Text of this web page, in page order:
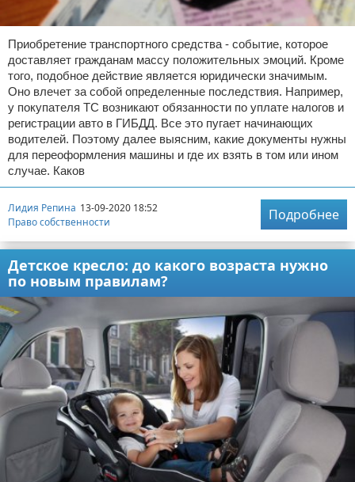
Приобретение транспортного средства - событие, которое
доставляет гражданам массу положительных эмоций. Кроме
того, подобное действие является юридически значимым.
Оно влечет за собой определенные последствия. Например,
у покупателя ТС возникают обязанности по уплате налогов и
регистрации авто в ГИБДД. Все это пугает начинающих
водителей. Поэтому далее выясним, какие документы нужны
для переоформления машины и где их взять в том или ином
случае. Каков
Лидия Репина 13-09-2020 18:52
Право собственности
Подробнее
Детское кресло: до какого возраста нужно
по новым правилам?